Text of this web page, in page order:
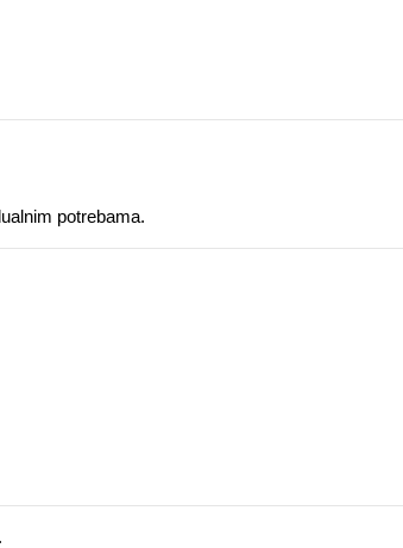
potrebama.